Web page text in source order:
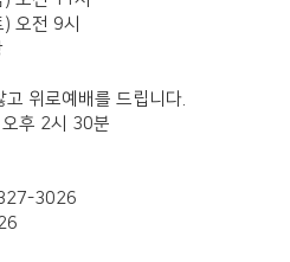
오전 9시
위로예배를 드립니다.
후 2시 30분
3026